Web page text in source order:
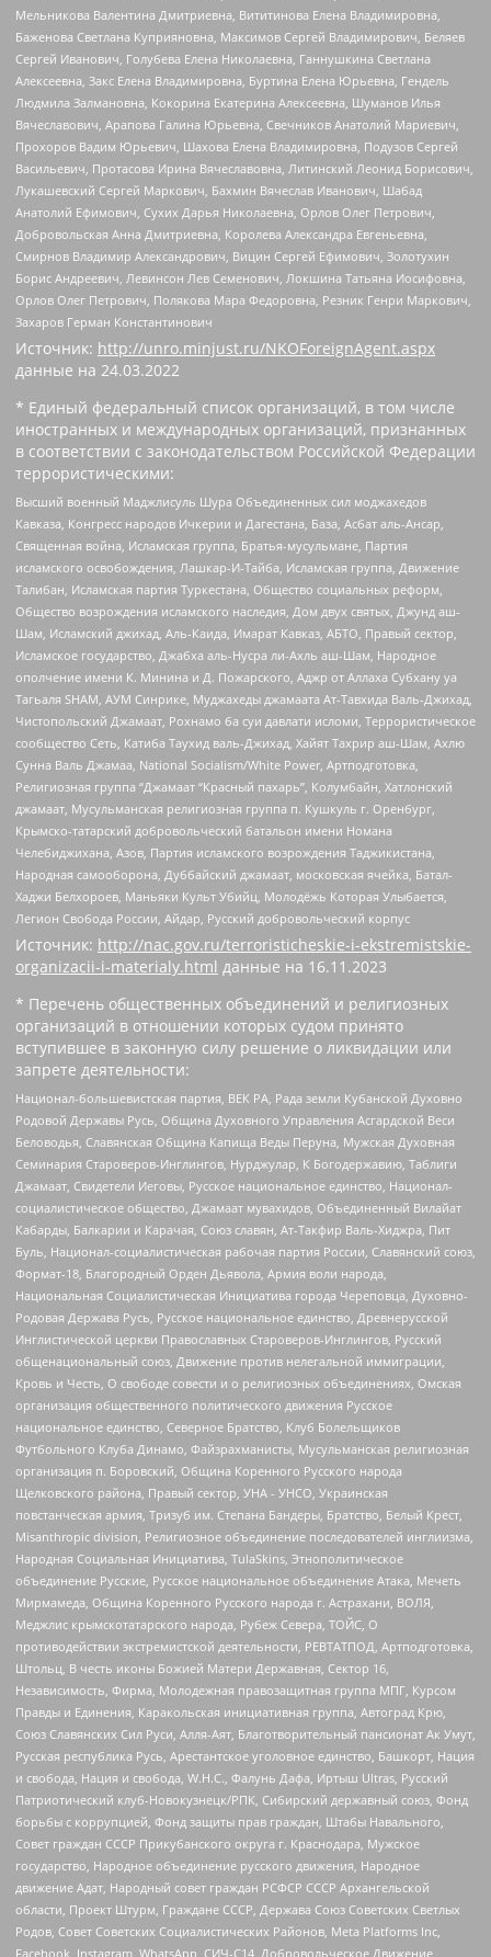
Мельникова Валентина Дмитриевна, Вититинова Елена Владимировна,
Баженова Светлана Куприяновна, Максимов Сергей Владимирович, Беляев
Сергей Иванович, Голубева Елена Николаевна, Ганнушкина Светлана
Алексеевна, Закс Елена Владимировна, Буртина Елена Юрьевна, Гендель
Людмила Залмановна, Кокорина Екатерина Алексеевна, Шуманов Илья
Вячеславович, Арапова Галина Юрьевна, Свечников Анатолий Мариевич,
Прохоров Вадим Юрьевич, Шахова Елена Владимировна, Подузов Сергей
Васильевич, Протасова Ирина Вячеславовна, Литинский Леонид Борисович,
Лукашевский Сергей Маркович, Бахмин Вячеслав Иванович, Шабад
Анатолий Ефимович, Сухих Дарья Николаевна, Орлов Олег Петрович,
Добровольская Анна Дмитриевна, Королева Александра Евгеньевна,
Смирнов Владимир Александрович, Вицин Сергей Ефимович, Золотухин
Борис Андреевич, Левинсон Лев Семенович, Локшина Татьяна Иосифовна,
Орлов Олег Петрович, Полякова Мара Федоровна, Резник Генри Маркович,
Захаров Герман Константинович
Источник: http://unro.minjust.ru/NKOForeignAgent.aspx
данные на 24.03.2022
* Единый федеральный список организаций, в том числе
иностранных и международных организаций, признанных
в соответствии с законодательством Российской Федерации
террористическими:
Высший военный Маджлисуль Шура Объединенных сил моджахедов
Кавказа, Конгресс народов Ичкерии и Дагестана, База, Асбат аль-Ансар,
Священная война, Исламская группа, Братья-мусульмане, Партия
исламского освобождения, Лашкар-И-Тайба, Исламская группа, Движение
Талибан, Исламская партия Туркестана, Общество социальных реформ,
Общество возрождения исламского наследия, Дом двух святых, Джунд аш-
Шам, Исламский джихад, Аль-Каида, Имарат Кавказ, АБТО, Правый сектор,
Исламское государство, Джабха аль-Нусра ли-Ахль аш-Шам, Народное
ополчение имени К. Минина и Д. Пожарского, Аджр от Аллаха Субхану уа
Тагьаля SHAM, АУМ Синрике, Муджахеды джамаата Ат-Тавхида Валь-Джихад,
Чистопольский Джамаат, Рохнамо ба суи давлати исломи, Террористическое
сообщество Сеть, Катиба Таухид валь-Джихад, Хайят Тахрир аш-Шам, Ахлю
Сунна Валь Джамаа, National Socialism/White Power, Артподготовка,
Религиозная группа “Джамаат “Красный пахарь”, Колумбайн, Хатлонский
джамаат, Мусульманская религиозная группа п. Кушкуль г. Оренбург,
Крымско-татарский добровольческий батальон имени Номана
Челебиджихана, Азов, Партия исламского возрождения Таджикистана,
Народная самооборона, Дуббайский джамаат, московская ячейка, Батал-
Хаджи Белхороев, Маньяки Культ Убийц, Молодёжь Которая Улыбается,
Легион Свобода России, Айдар, Русский добровольческий корпус
Источник: http://nac.gov.ru/terroristicheskie-i-ekstremistskie-
organizacii-i-materialy.html данные на 16.11.2023
* Перечень общественных объединений и религиозных
организаций в отношении которых судом принято
вступившее в законную силу решение о ликвидации или
запрете деятельности:
Национал-большевистская партия, ВЕК РА, Рада земли Кубанской Духовно
Родовой Державы Русь, Община Духовного Управления Асгардской Веси
Беловодья, Славянская Община Капища Веды Перуна, Мужская Духовная
Семинария Староверов-Инглингов, Нурджулар, К Богодержавию, Таблиги
Джамаат, Свидетели Иеговы, Русское национальное единство, Национал-
социалистическое общество, Джамаат мувахидов, Объединенный Вилайат
Кабарды, Балкарии и Карачая, Союз славян, Ат-Такфир Валь-Хиджра, Пит
Буль, Национал-социалистическая рабочая партия России, Славянский союз,
Формат-18, Благородный Орден Дьявола, Армия воли народа,
Национальная Социалистическая Инициатива города Череповца, Духовно-
Родовая Держава Русь, Русское национальное единство, Древнерусской
Инглистической церкви Православных Староверов-Инглингов, Русский
общенациональный союз, Движение против нелегальной иммиграции,
Кровь и Честь, О свободе совести и о религиозных объединениях, Омская
организация общественного политического движения Русское
национальное единство, Северное Братство, Клуб Болельщиков
Футбольного Клуба Динамо, Файзрахманисты, Мусульманская религиозная
организация п. Боровский, Община Коренного Русского народа
Щелковского района, Правый сектор, УНА - УНСО, Украинская
повстанческая армия, Тризуб им. Степана Бандеры, Братство, Белый Крест,
Misanthropic division, Религиозное объединение последователей инглиизма,
Народная Социальная Инициатива, TulaSkins, Этнополитическое
объединение Русские, Русское национальное объединение Атака, Мечеть
Мирмамеда, Община Коренного Русского народа г. Астрахани, ВОЛЯ,
Меджлис крымскотатарского народа, Рубеж Севера, ТОЙС, О
противодействии экстремистской деятельности, РЕВТАТПОД, Артподготовка,
Штольц, В честь иконы Божией Матери Державная, Сектор 16,
Независимость, Фирма, Молодежная правозащитная группа МПГ, Курсом
Правды и Единения, Каракольская инициативная группа, Автоград Крю,
Союз Славянских Сил Руси, Алля-Аят, Благотворительный пансионат Ак Умут,
Русская республика Русь, Арестантское уголовное единство, Башкорт, Нация
и свобода, Нация и свобода, W.H.С., Фалунь Дафа, Иртыш Ultras, Русский
Патриотический клуб-Новокузнецк/РПК, Сибирский державный союз, Фонд
борьбы с коррупцией, Фонд защиты прав граждан, Штабы Навального,
Совет граждан СССР Прикубанского округа г. Краснодара, Мужское
государство, Народное объединение русского движения, Народное
движение Адат, Народный совет граждан РСФСР СССР Архангельской
области, Проект Штурм, Граждане СССР, Держава Союз Советских Светлых
Родов, Совет Советских Социалистических Районов, Meta Platforms Inc,
Facebook, Instagram, WhatsApp, СИЧ-С14, Добровольческое Движение